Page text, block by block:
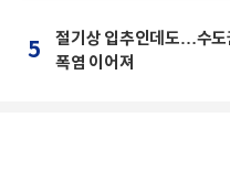
5
절기상 입추인데도…수도
폭염 이어져